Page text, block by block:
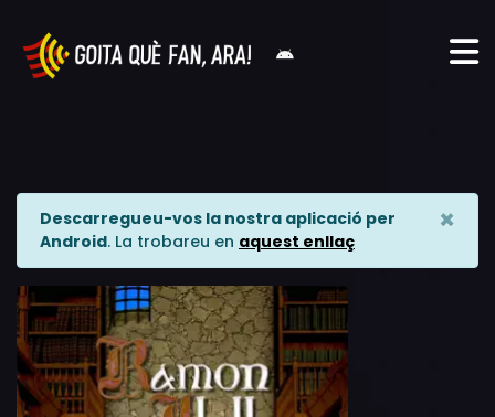
Descarregueu-vos la nostra aplicació per
Android. La trobareu en aquest enllaç
×